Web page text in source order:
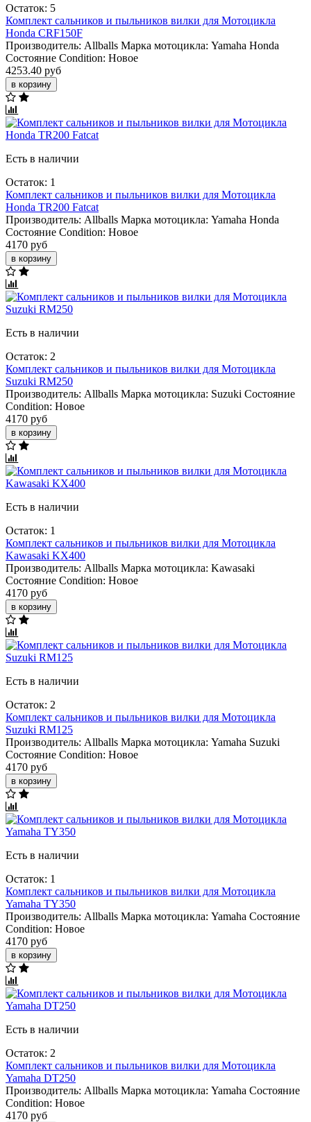
Остаток: 5
Комплект сальников и пыльников вилки для Мотоцикла
Honda CRF150F
Производитель: Allballs Марка мотоцикла: Yamaha Honda
Состояние Condition: Новое
4253.40 руб
в корзину
Есть в наличии
Остаток: 1
Комплект сальников и пыльников вилки для Мотоцикла
Honda TR200 Fatcat
Производитель: Allballs Марка мотоцикла: Yamaha Honda
Состояние Condition: Новое
4170 руб
в корзину
Есть в наличии
Остаток: 2
Комплект сальников и пыльников вилки для Мотоцикла
Suzuki RM250
Производитель: Allballs Марка мотоцикла: Suzuki Состояние
Condition: Новое
4170 руб
в корзину
Есть в наличии
Остаток: 1
Комплект сальников и пыльников вилки для Мотоцикла
Kawasaki KX400
Производитель: Allballs Марка мотоцикла: Kawasaki
Состояние Condition: Новое
4170 руб
в корзину
Есть в наличии
Остаток: 2
Комплект сальников и пыльников вилки для Мотоцикла
Suzuki RM125
Производитель: Allballs Марка мотоцикла: Yamaha Suzuki
Состояние Condition: Новое
4170 руб
в корзину
Есть в наличии
Остаток: 1
Комплект сальников и пыльников вилки для Мотоцикла
Yamaha TY350
Производитель: Allballs Марка мотоцикла: Yamaha Состояние
Condition: Новое
4170 руб
в корзину
Есть в наличии
Остаток: 2
Комплект сальников и пыльников вилки для Мотоцикла
Yamaha DT250
Производитель: Allballs Марка мотоцикла: Yamaha Состояние
Condition: Новое
4170 руб